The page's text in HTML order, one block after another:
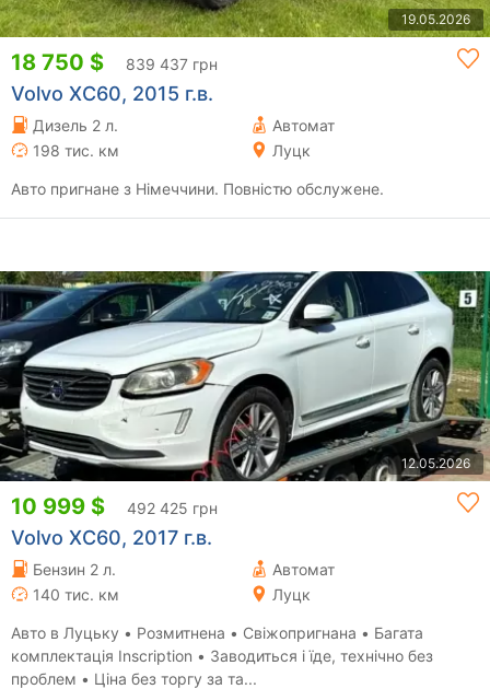
19.05.2026
18 750 $ 839 437 грн
Volvo XC60, 2015 г.в.
Дизель 2 л.
Автомат
198 тис. км
Луцк
Авто пригнане з Німеччини. Повністю обслужене.
12.05.2026
10 999 $ 492 425 грн
Volvo XC60, 2017 г.в.
Бензин 2 л.
Автомат
140 тис. км
Луцк
Авто в Луцьку • Розмитнена • Свіжопригнана • Багата
комплектація Inscription • Заводиться і їде, технічно без
проблем • Ціна без торгу за та...